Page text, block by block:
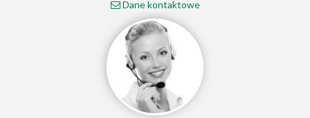
Dane kontaktowe